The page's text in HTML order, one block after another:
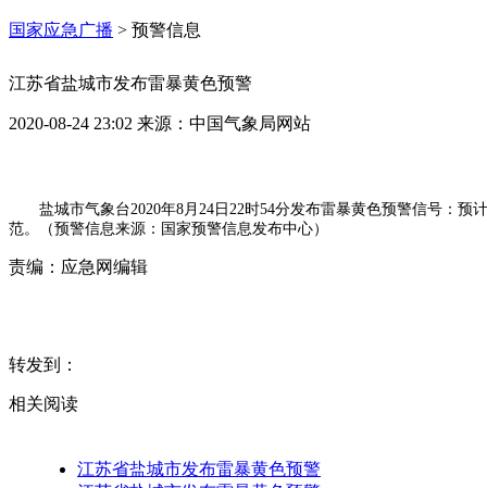
国家应急广播 > 预警信息
江苏省盐城市发布雷暴黄色预警
2020-08-24 23:02 来源： 中国气象局网站
盐城市气象台2020年8月24日22时54分发布雷暴黄色预警信号：
范。（预警信息来源：国家预警信息发布中心）
责编： 应急网编辑
转发到：
相关阅读
江苏省盐城市发布雷暴黄色预警